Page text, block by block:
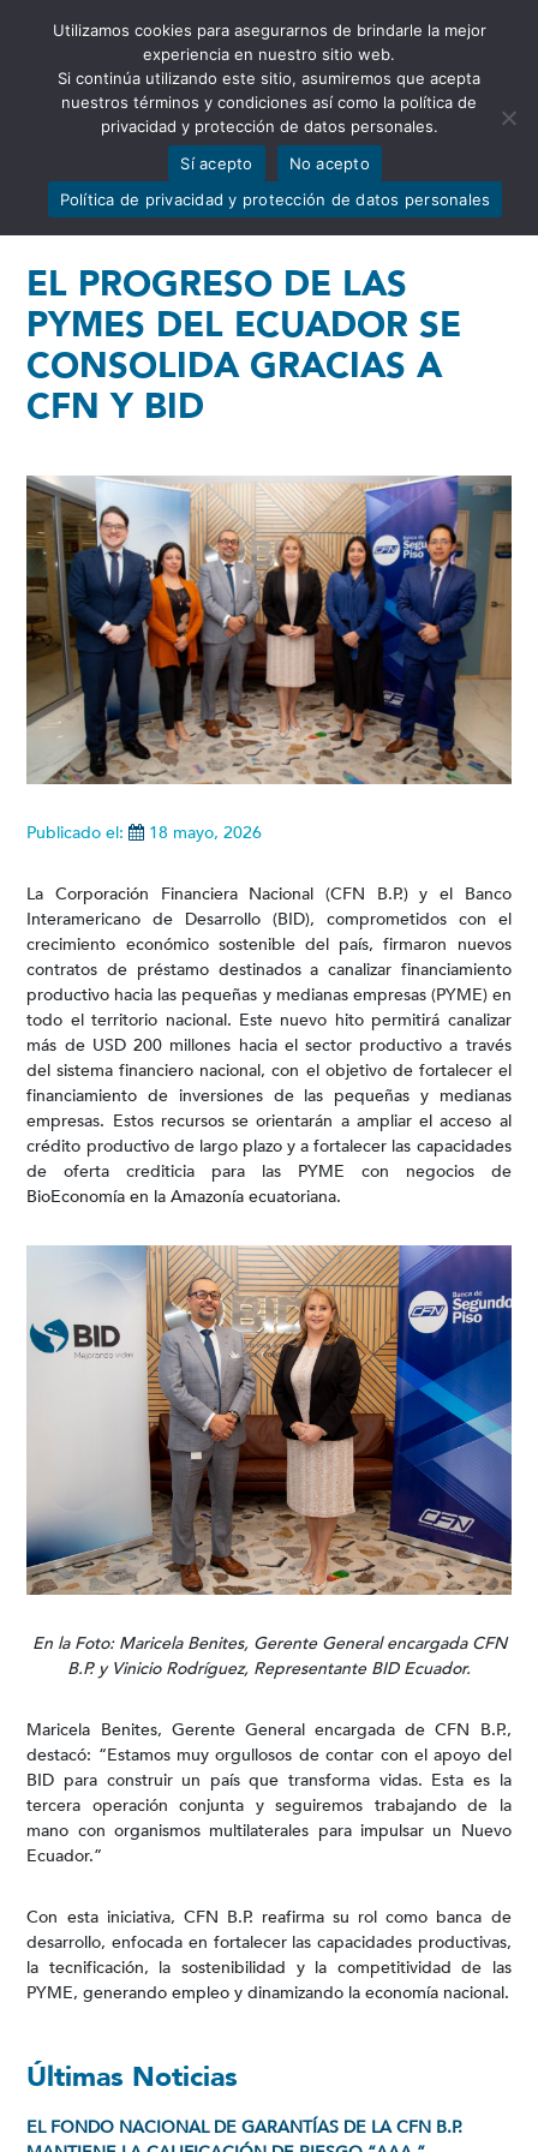
Abrir barra de herramientas
EL PROGRESO DE LAS
PYMES DEL ECUADOR SE
CONSOLIDA GRACIAS A
CFN Y BID
Publicado el: 18 mayo, 2026
La Corporación Financiera Nacional (CFN B.P.) y el Banco
Interamericano de Desarrollo (BID), comprometidos con el
crecimiento económico sostenible del país, firmaron nuevos
contratos de préstamo destinados a canalizar financiamiento
productivo hacia las pequeñas y medianas empresas (PYME) en
todo el territorio nacional. Este nuevo hito permitirá canalizar
más de USD 200 millones hacia el sector productivo a través
del sistema financiero nacional, con el objetivo de fortalecer el
financiamiento de inversiones de las pequeñas y medianas
empresas. Estos recursos se orientarán a ampliar el acceso al
crédito productivo de largo plazo y a fortalecer las capacidades
de oferta crediticia para las PYME con negocios de
BioEconomía en la Amazonía ecuatoriana.
En la Foto: Maricela Benites, Gerente General encargada CFN
B.P. y Vinicio Rodríguez, Representante BID Ecuador.
Maricela Benites, Gerente General encargada de CFN B.P.,
destacó: “Estamos muy orgullosos de contar con el apoyo del
BID para construir un país que transforma vidas. Esta es la
tercera operación conjunta y seguiremos trabajando de la
mano con organismos multilaterales para impulsar un Nuevo
Ecuador.”
Con esta iniciativa, CFN B.P. reafirma su rol como banca de
desarrollo, enfocada en fortalecer las capacidades productivas,
la tecnificación, la sostenibilidad y la competitividad de las
PYME, generando empleo y dinamizando la economía nacional.
Últimas Noticias
EL FONDO NACIONAL DE GARANTÍAS DE LA CFN B.P.
Utilizamos cookies para asegurarnos de brindarle la mejor
experiencia en nuestro sitio web.
Si continúa utilizando este sitio, asumiremos que acepta
nuestros términos y condiciones así como la política de
privacidad y protección de datos personales.
Sí acepto
No acepto
Política de privacidad y protección de datos personales